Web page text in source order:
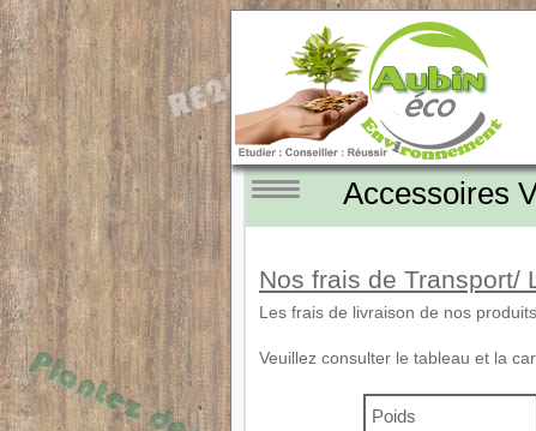
Accessoires
Nos frais de Transport/
Les frais de livraison de nos
Veuillez consulter le tableau et la
Poids